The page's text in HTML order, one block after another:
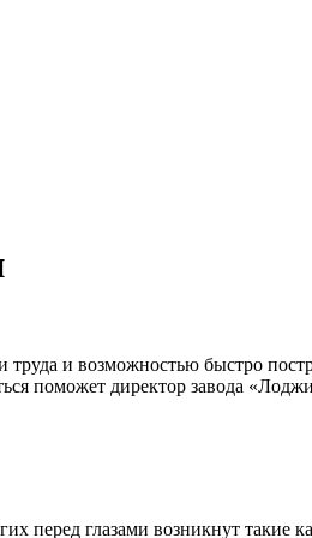
и возможностью быстро
поможет директор завода
перед глазами возникнут такие